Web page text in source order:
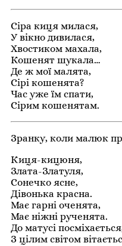
Сіра киця милася,
У вікно дивилася,
Хвостиком махала,
Кошенят шукала…
Де ж мої малята,
Сірі кошенята?
Час уже їм спати,
Сірим кошенятам.
Зранку, коли малюк
Киця-кицюня,
Злата-Златуля,
Сонечко ясне,
Дівонька красна.
Має гарні оченята,
Має ніжні рученята.
До матусі
З цілим світом